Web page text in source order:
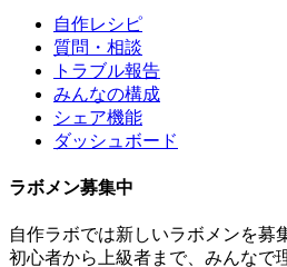
自作レシピ
質問・相談
トラブル報告
みんなの構成
シェア機能
ダッシュボード
ラボメン募集中
自作ラボでは新しいラボメンを募
初心者から上級者まで、みんなで